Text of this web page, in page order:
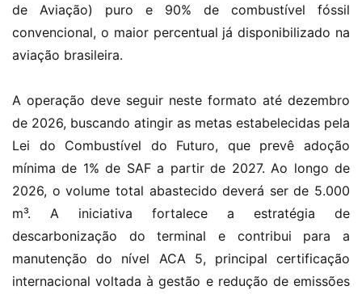
de Aviação) puro e 90% de combustível fóssil
convencional, o maior percentual já disponibilizado na
aviação brasileira.
A operação deve seguir neste formato até dezembro
de 2026, buscando atingir as metas estabelecidas pela
Lei do Combustível do Futuro, que prevê adoção
mínima de 1% de SAF a partir de 2027. Ao longo de
2026, o volume total abastecido deverá ser de 5.000
m³. A iniciativa fortalece a estratégia de
descarbonização do terminal e contribui para a
manutenção do nível ACA 5, principal certificação
internacional voltada à gestão e redução de emissões